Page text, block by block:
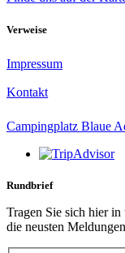
Verweise
Impressum
Kontakt
Campingplatz Blaue
Rundbrief
Tragen Sie sich hier
die neusten